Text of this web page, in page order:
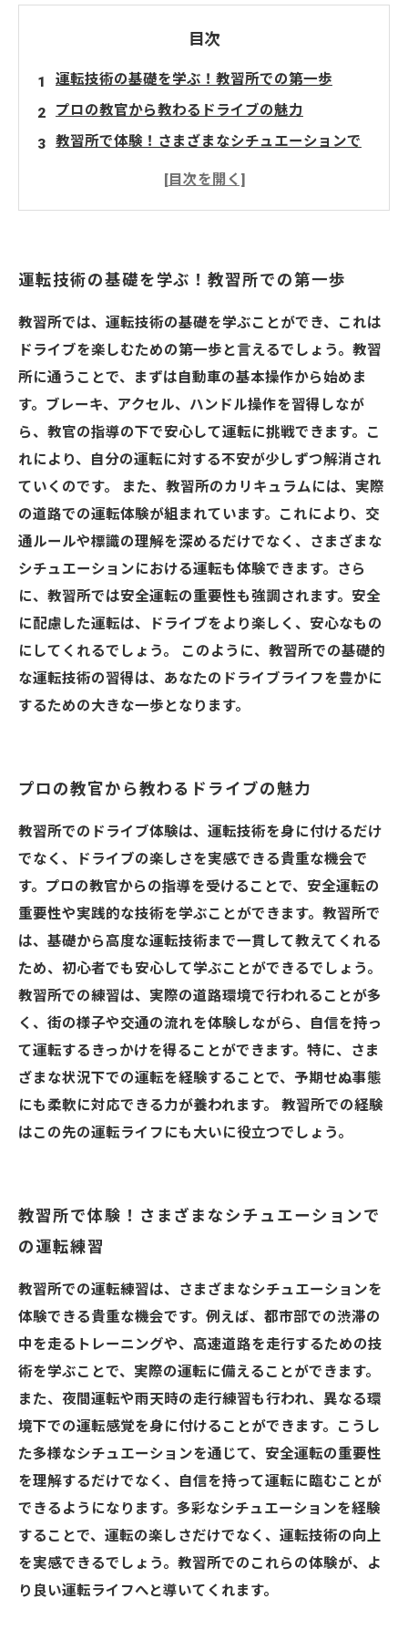
目次
運転技術の基礎を学ぶ！教習所での第一歩
プロの教官から教わるドライブの魅力
教習所で体験！さまざまなシチュエーションで
体験
運転ライフを豊かにするための教習所の活用法
思い出に残るドライブ体験！教習所でスタート
しよう
運転技術の基礎を学ぶ！教習所での第一歩
教習所では、運転技術の基礎を学ぶことができ、これは
ドライブを楽しむための第一歩と言えるでしょう。教習
所に通うことで、まずは自動車の基本操作から始めま
す。ブレーキ、アクセル、ハンドル操作を習得しなが
ら、教官の指導の下で安心して運転に挑戦できます。こ
れにより、自分の運転に対する不安が少しずつ解消され
ていくのです。 また、教習所のカリキュラムには、実際
の道路での運転体験が組まれています。これにより、交
通ルールや標識の理解を深めるだけでなく、さまざまな
シチュエーションにおける運転も体験できます。さら
に、教習所では安全運転の重要性も強調されます。安全
に配慮した運転は、ドライブをより楽しく、安心なもの
にしてくれるでしょう。 このように、教習所での基礎的
な運転技術の習得は、あなたのドライブライフを豊かに
するための大きな一歩となります。
プロの教官から教わるドライブの魅力
教習所でのドライブ体験は、運転技術を身に付けるだけ
でなく、ドライブの楽しさを実感できる貴重な機会で
す。プロの教官からの指導を受けることで、安全運転の
重要性や実践的な技術を学ぶことができます。教習所で
は、基礎から高度な運転技術まで一貫して教えてくれる
ため、初心者でも安心して学ぶことができるでしょう。
教習所での練習は、実際の道路環境で行われることが多
く、街の様子や交通の流れを体験しながら、自信を持っ
て運転するきっかけを得ることができます。特に、さま
ざまな状況下での運転を経験することで、予期せぬ事態
にも柔軟に対応できる力が養われます。 教習所での経験
はこの先の運転ライフにも大いに役立つでしょう。
教習所で体験！さまざまなシチュエーションで
の運転練習
教習所での運転練習は、さまざまなシチュエーションを
体験できる貴重な機会です。例えば、都市部での渋滞の
中を走るトレーニングや、高速道路を走行するための技
術を学ぶことで、実際の運転に備えることができます。
また、夜間運転や雨天時の走行練習も行われ、異なる環
境下での運転感覚を身に付けることができます。こうし
た多様なシチュエーションを通じて、安全運転の重要性
を理解するだけでなく、自信を持って運転に臨むことが
できるようになります。多彩なシチュエーションを経験
することで、運転の楽しさだけでなく、運転技術の向上
を実感できるでしょう。教習所でのこれらの体験が、よ
り良い運転ライフへと導いてくれます。